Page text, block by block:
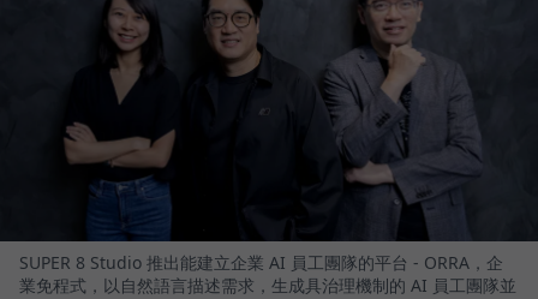
SUPER 8 Studio 推出能建立企業 AI 員工團隊的平台 - ORRA，企
業免程式，以自然語言描述需求，生成具治理機制的 AI 員工團隊並